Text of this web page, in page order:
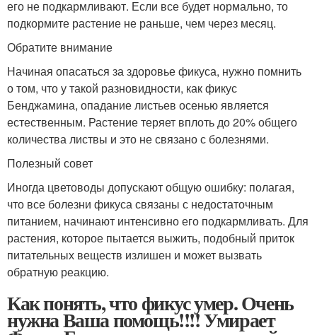
его не подкармливают. Если все будет нормально, то
подкормите растение не раньше, чем через месяц.
Обратите внимание
Начиная опасаться за здоровье фикуса, нужно помнить
о том, что у такой разновидности, как фикус
Бенджамина, опадание листьев осенью является
естественным. Растение теряет вплоть до 20% общего
количества листвы и это не связано с болезнями.
Полезный совет
Иногда цветоводы допускают общую ошибку: полагая,
что все болезни фикуса связаны с недостаточным
питанием, начинают интенсивно его подкармливать. Для
растения, которое пытается выжить, подобный приток
питательных веществ излишен и может вызвать
обратную реакцию.
Как понять, что фикус умер. Очень
нужна Ваша помощь!!!! Умирает